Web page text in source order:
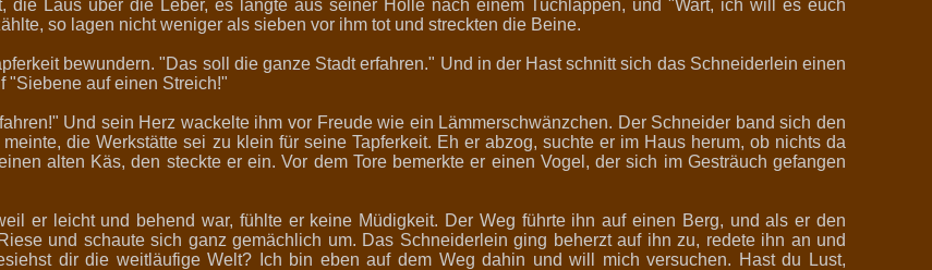
Laus über die Leber, es langte aus seiner Hölle nach einem Tuchlappen, und "Wart, ich will es euch
so lagen nicht weniger als sieben vor ihm tot und streckten die Beine.
bewundern. "Das soll die ganze Stadt erfahren." Und in der Hast schnitt sich das Schneiderlein einen
"Siebene auf einen Streich!"
Und sein Herz wackelte ihm vor Freude wie ein Lämmerschwänzchen. Der Schneider band sich den
die Werkstätte sei zu klein für seine Tapferkeit. Eh er abzog, suchte er im Haus herum, ob nichts da
alten Käs, den steckte er ein. Vor dem Tore bemerkte er einen Vogel, der sich im Gesträuch gefangen
er leicht und behend war, fühlte er keine Müdigkeit. Der Weg führte ihn auf einen Berg, und als er den
und schaute sich ganz gemächlich um. Das Schneiderlein ging beherzt auf ihn zu, redete ihn an und
dir die weitläufige Welt? Ich bin eben auf dem Weg dahin und will mich versuchen. Hast du Lust,